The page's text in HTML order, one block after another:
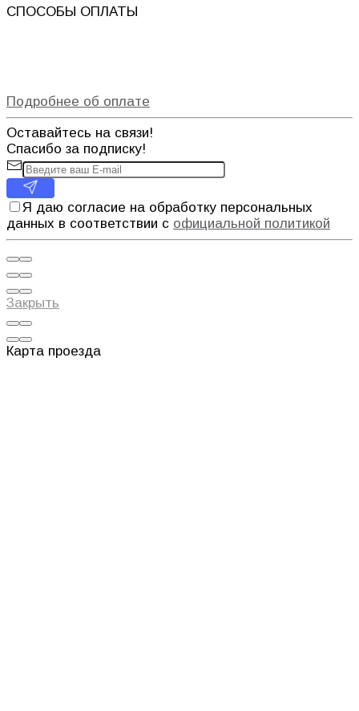
СПОСОБЫ ОПЛАТЫ
Подробнее об оплате
Оставайтесь на связи!
Спасибо за подписку!
Я даю согласие на обработку персональных
данных в соответствии с официальной политикой
Закрыть
Карта проезда